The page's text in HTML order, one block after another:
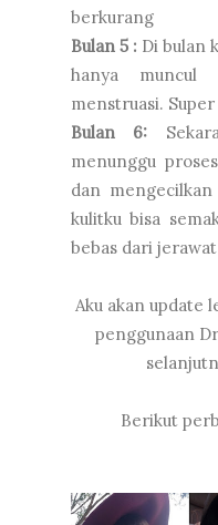
berkurang
Bulan 5 : Di bulan
hanya muncul
menstruasi. Super
Bulan 6:
menunggu
dan
kulitku bisa
bebas dari
Aku akan update
penggunaan
Berikut